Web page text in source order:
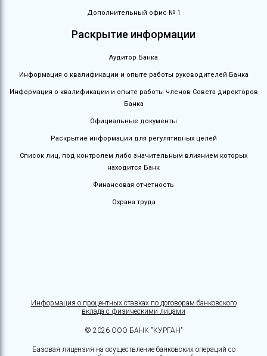
Дополнительный офис № 1
Раскрытие информации
Аудитор Банка
Информация о квалификации и опыте работы руководителей Банка
Информация о квалификации и опыте работы членов Совета директоров
Банка
Официальные документы
Раскрытие информации для регулятивных целей
Список лиц, под контролем либо значительным влиянием которых
находится Банк
Финансовая отчетность
Охрана труда
Информация о процентных ставках по договорам банковского
вклада с физическими лицами
© 2026 ООО БАНК "КУРГАН"
Базовая лицензия на осуществление банковских операций со